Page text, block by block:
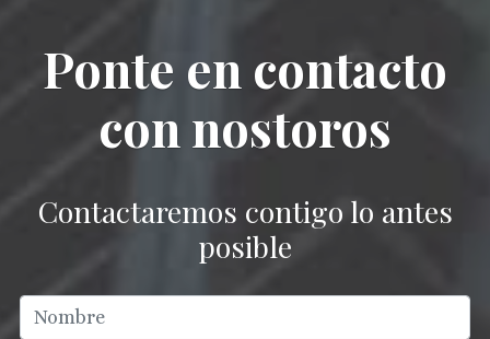
Ponte en contacto
con nostoros
Contactaremos contigo lo antes
posible